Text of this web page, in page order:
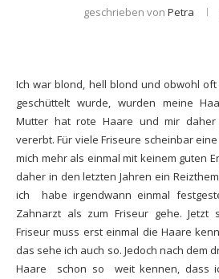
geschrieben von Petra
Ich war blond, hell blond und obwohl
geschüttelt wurde, wurden meine
Mutter hat rote Haare und mir daher
vererbt. Für viele Friseure scheinbar
mich mehr als einmal mit keinem guten
daher in den letzten Jahren ein
ich habe irgendwann einmal
Zahnarzt als zum Friseur gehe. Jetzt
Friseur muss erst einmal die Haare
das sehe ich auch so. Jedoch nach dem
Haare schon so weit kennen, dass